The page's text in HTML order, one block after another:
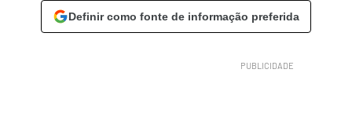
Definir como fonte de informação preferida